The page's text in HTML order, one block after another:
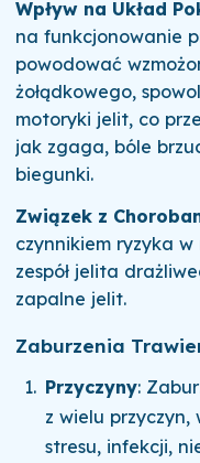
Wpływ na Układ
na funkcjonowanie
powodować
żołądkowego,
motoryki jelit, co
jak zgaga, bóle
biegunki.
Związek z
czynnikiem ryzyka
zespół jelita
zapalne jelit.
Zaburzenia
Przyczyny:
z wielu przyczyn,
stresu, infekcji,